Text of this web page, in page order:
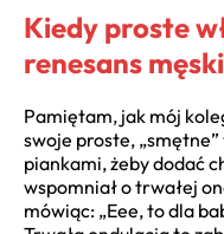
Kiedy proste
renesans
Pamiętam, jak mój
swoje proste,
piankami, żeby dodać
wspomniał o trwałej
mówiąc: „Eee, to dla